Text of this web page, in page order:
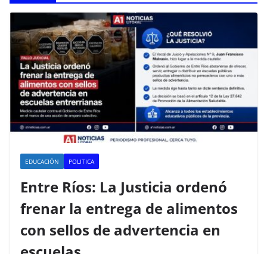
EDUCACIÓN POLITICA
Entre Ríos: La Justicia ordenó
frenar la entrega de alimentos
con sellos de advertencia en